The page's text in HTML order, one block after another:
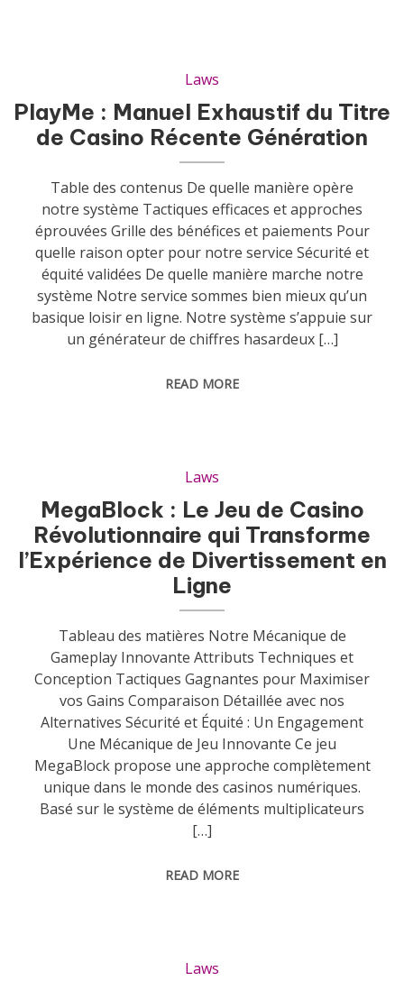
Laws
PlayMe : Manuel Exhaustif du Titre
de Casino Récente Génération
Table des contenus De quelle manière opère
notre système Tactiques efficaces et approches
éprouvées Grille des bénéfices et paiements Pour
quelle raison opter pour notre service Sécurité et
équité validées De quelle manière marche notre
système Notre service sommes bien mieux qu’un
basique loisir en ligne. Notre système s’appuie sur
un générateur de chiffres hasardeux […]
READ MORE
Laws
MegaBlock : Le Jeu de Casino
Révolutionnaire qui Transforme
l’Expérience de Divertissement en
Ligne
Tableau des matières Notre Mécanique de
Gameplay Innovante Attributs Techniques et
Conception Tactiques Gagnantes pour Maximiser
vos Gains Comparaison Détaillée avec nos
Alternatives Sécurité et Équité : Un Engagement
Une Mécanique de Jeu Innovante Ce jeu
MegaBlock propose une approche complètement
unique dans le monde des casinos numériques.
Basé sur le système de éléments multiplicateurs
[…]
READ MORE
Laws